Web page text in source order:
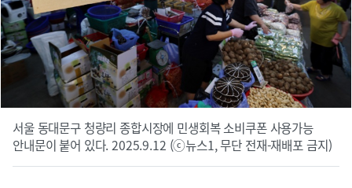
서울 동대문구 청량리 종합시장에 민생회복 소비쿠폰 사용가능
안내문이 붙어 있다. 2025.9.12 (ⓒ뉴스1, 무단 전재-재배포 금지)